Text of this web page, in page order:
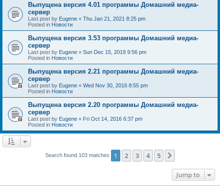
Выпущена версия 4.01 программы Домашний медиа-
сервер
Last post by Eugene « Thu Jan 21, 2021 8:25 pm
Posted in Новости
Выпущена версия 3.53 программы Домашний медиа-
сервер
Last post by Eugene « Sun Dec 15, 2019 9:56 pm
Posted in Новости
Выпущена версия 2.21 программы Домашний медиа-
сервер
Last post by Eugene « Wed Nov 30, 2016 8:55 pm
Posted in Новости
Выпущена версия 2.20 программы Домашний медиа-
сервер
Last post by Eugene « Fri Oct 14, 2016 6:37 pm
Posted in Новости
Search found 103 matches 1 2 3 4 5
Jump to